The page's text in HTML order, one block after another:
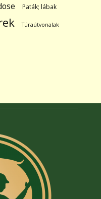
Paták; lábak
Túraútvonalak